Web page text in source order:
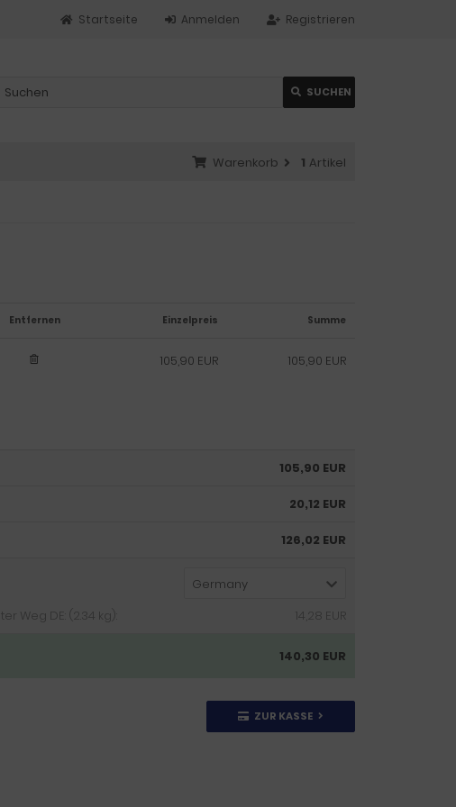
Registrieren
Anmelden
Startseite
SUCHEN
Warenkorb 1 Artikel
Summe
Einzelpreis
Entfernen
105,90 EUR
105,90 EUR
105,90 EUR
20,12 EUR
126,02 EUR
Germany
Weg DE: (2.34 kg):
14,28 EUR
140,30 EUR
ZUR KASSE